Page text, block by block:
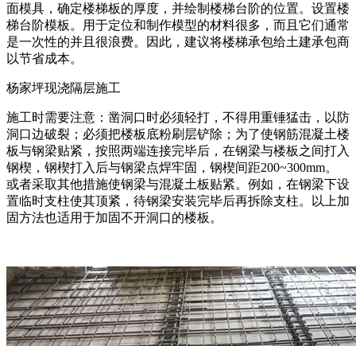
面模具，确定楼梯板的厚度，并绘制楼梯台阶的位置。设置楼
梯台阶模板。用于定位和制作模型的材料很多，而且它们通常
是一次性的并且很浪费。因此，建议将楼梯承包给土建承包商
以节省成本。
杨家坪现浇隔层施工
施工时需要注意：凿洞口时必须轻打，不得用重锤猛击，以防
洞口边破裂；必须把楼板底粉刷层铲除；为了使钢筋混凝土楼
板与钢梁贴紧，按照两端连接完毕后，在钢梁与楼板之间打入
钢楔，钢楔打入后与钢梁点焊牢固，钢楔间距200~300mm。
或者采取其他措施使钢梁与混凝土板贴紧。例如，在钢梁下设
置临时支柱使其顶紧，待钢梁安装完毕后再拆除支柱。以上加
固方法也适用于加固不开洞口的楼板。